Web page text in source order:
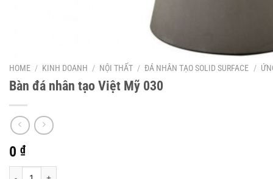
HOME / KINH DOANH / NỘI THẤT / ĐÁ NHÂN TẠO SOLID SURFACE /
Bàn đá nhân tạo Việt Mỹ 030
0 ₫
Bàn đá nhân tạo Việt Mỹ 030 quantity